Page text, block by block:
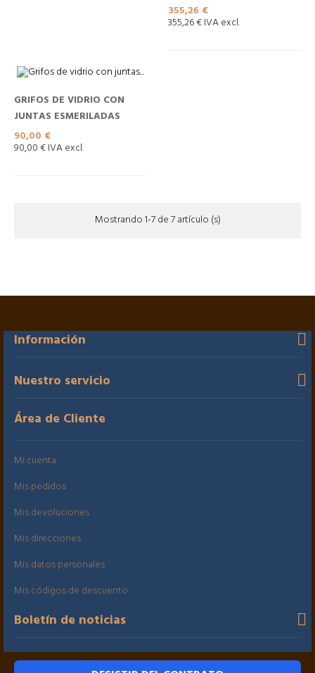
Precio
355,26 €
355,26 € IVA excl.
GRIFOS DE VIDRIO CON
JUNTAS ESMERILADAS
Precio
90,00 €
90,00 € IVA excl.
Mostrando 1-7 de 7 artículo (s)
Información
Nuestro servicio
Área de Cliente
Mi cuenta
Mis pedidos
Mis devoluciones
Mis direcciones
Mis datos personales
Mis códigos de descuento
Boletín de noticias